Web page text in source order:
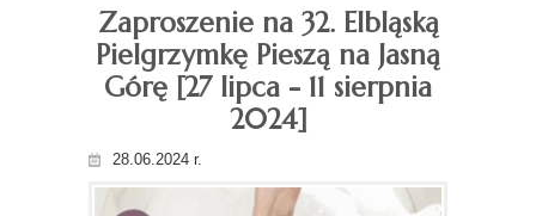
Zaproszenie na 32. Elbląską
Pielgrzymkę Pieszą na Jasną
Górę [27 lipca - 11 sierpnia
2024]
28.06.2024 r.